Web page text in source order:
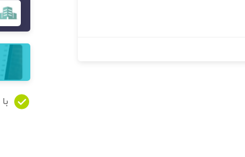
با